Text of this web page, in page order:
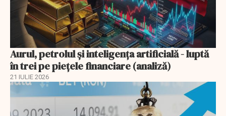
Aurul, petrolul şi inteligenţa artificială - luptă
în trei pe piețele financiare (analiză)
21 IULIE 2026